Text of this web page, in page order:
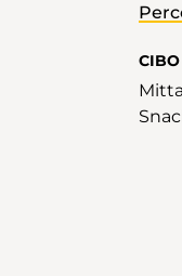
CIBO